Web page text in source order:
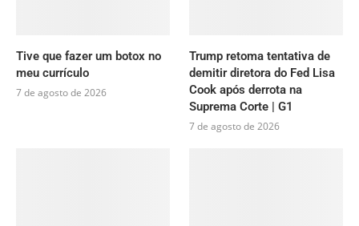
Tive que fazer um botox no
meu currículo
7 de agosto de 2026
Trump retoma tentativa de
demitir diretora do Fed Lisa
Cook após derrota na
Suprema Corte | G1
7 de agosto de 2026